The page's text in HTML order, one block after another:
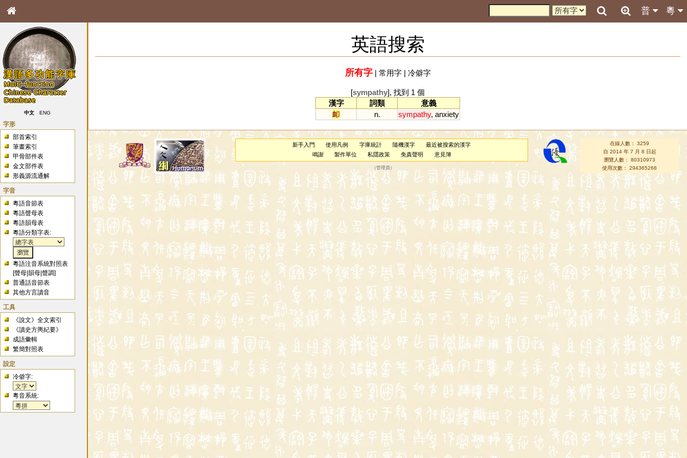
粵
普
中文 ENG
字形
部首索引
筆畫索引
甲骨部件表
金文部件表
形義源流通解
字音
粵語音節表
粵語聲母表
粵語韻母表
粵語分類字表:
粵語注音系統對照表
[聲母 |韻母 |聲調]
普通話音節表
其他方言讀音
工具
《說文》全文索引
《讀史方輿紀要》
成語彙輯
繁簡對照表
設定
冷僻字:
粵音系統:
英語搜索
所有字| 常用字| 冷僻字
[sympathy], 找到 1 個
漢字
詞類
意義
卹
n. sympathy, anxiety
新手入門 使用凡例 字庫統計 隨機漢字
最近被搜索的漢字
鳴謝
製作單位 私隱政策 免責聲明 意見簿
（管理員 ）
在線人數： 3259
自 2014 年 7 月 8 日起
瀏覽人數： 80310973
使用次數： 294365268